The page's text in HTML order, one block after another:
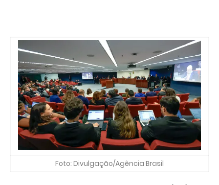
Foto: Divulgação/Agência Brasil